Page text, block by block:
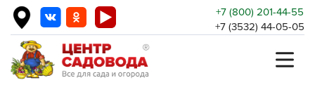
+7 (800) 201-44-55
+7 (3532) 44-05-05